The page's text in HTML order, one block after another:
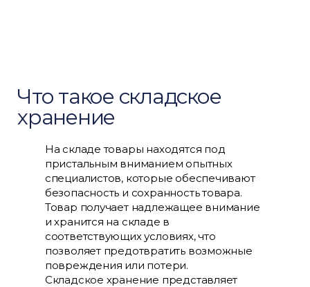
Что такое складское
хранение
На складе товары находятся под
пристальным вниманием опытных
специалистов, которые обеспечивают
безопасность и сохранность товара.
Товар получает надлежащее внимание
и хранится на складе в
соответствующих условиях, что
позволяет предотвратить возможные
повреждения или потери.
Складское хранение представляет